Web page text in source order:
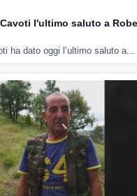
l'ultimo saluto a
ha dato oggi l’ultimo saluto a...